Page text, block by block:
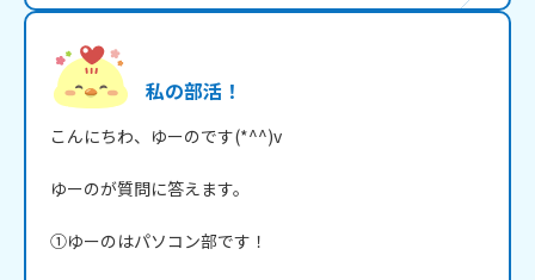
私の部活！
こんにちわ、ゆーのです(*^^)v
ゆーのが質問に答えます。
①ゆーのはパソコン部です！